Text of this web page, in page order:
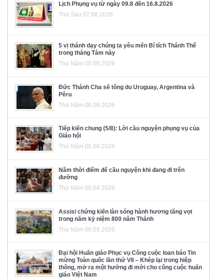
Lịch Phụng vụ từ ngày 09.8 đến 16.8.2026
Thứ Sáu 07.08.2026
5 vị thánh dạy chúng ta yêu mến Bí tích Thánh Thể
trong tháng Tám này
Thứ Năm 06.08.2026
Đức Thánh Cha sẽ tông du Uruguay, Argentina và
Pêru
Thứ Năm 06.08.2026
Tiếp kiến chung (5/8): Lời cầu nguyện phụng vụ của
Giáo hội
Thứ Năm 06.08.2026
Năm thời điểm để cầu nguyện khi đang đi trên
đường
Thứ Năm 06.08.2026
Assisi chứng kiến làn sóng hành hương tăng vọt
trong năm kỷ niệm 800 năm Thánh
Thứ Năm 06.08.2026
Đại hội Huấn giáo Phục vụ Công cuộc loan báo Tin
mừng Toàn quốc lần thứ VII – Khép lại trong hiệp
thông, mở ra một hướng đi mới cho công cuộc huấn
giáo Việt Nam